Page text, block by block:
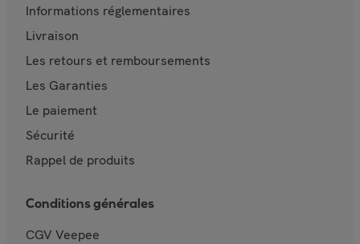
Informations réglementaires
Livraison
Les retours et remboursements
Les Garanties
Le paiement
Sécurité
Rappel de produits
Conditions générales
CGV Veepee